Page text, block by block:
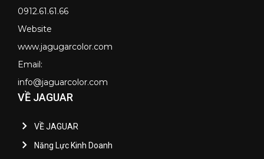
0912.61.61.66
Website
www.jagugarcolor.com
Email:
info@jaguarcolor.com
VỀ JAGUAR
VỀ JAGUAR
Năng Lực Kinh Doanh